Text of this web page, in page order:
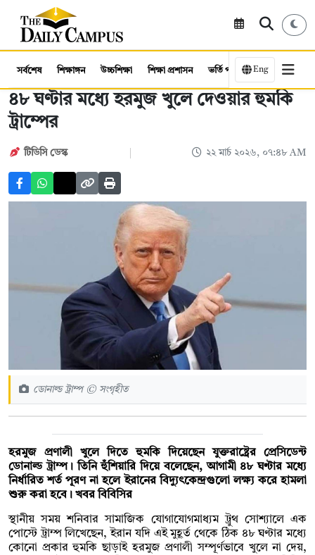
সর্বশেষ শিক্ষাঙ্গন উচ্চশিক্ষা শিক্ষা প্রশাসন ভর্তি পরীক্ষা কর্মসংস্থান
Eng
৪৮ ঘণ্টার মধ্যে হরমুজ খুলে দেওয়ার হুমকি
ট্রাম্পের
টিডিসি ডেস্ক ২২ মার্চ ২০২৬, ০৭:৪৮ AM
ডোনাল্ড ট্রাম্প © সংগৃহীত
হরমুজ প্রণালী খুলে দিতে হুমকি দিয়েছেন যুক্তরাষ্ট্রের প্রেসিডেন্ট
ডোনাল্ড ট্রাম্প। তিনি হুঁশিয়ারি দিয়ে বলেছেন, আগামী ৪৮ ঘণ্টার মধ্যে
নির্ধারিত শর্ত পূরণ না হলে ইরানের বিদ্যুৎকেন্দ্রগুলো লক্ষ্য করে হামলা
শুরু করা হবে। খবর বিবিসির
স্থানীয় সময় শনিবার সামাজিক যোগাযোগমাধ্যম ট্রুথ সোশ্যালে এক
পোস্টে ট্রাম্প লিখেছেন, ইরান যদি এই মুহূর্ত থেকে ঠিক ৪৮ ঘণ্টার মধ্যে
কোনো প্রকার হুমকি ছাড়াই হরমুজ প্রণালী সম্পূর্ণভাবে খুলে না দেয়,